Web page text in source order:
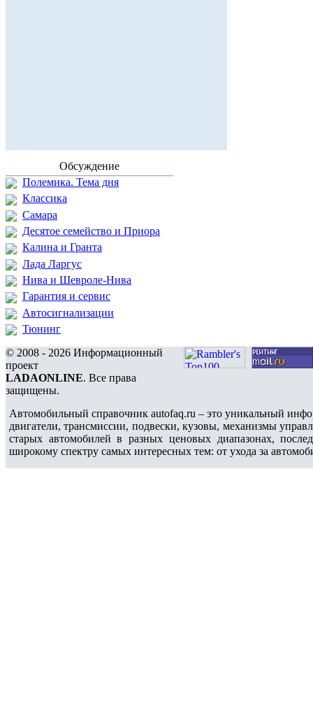
Обсуждение
Полемика. Тема дня
Классика
Самара
Десятое семейство и Приора
Калина и Гранта
Лада Ларгус
Нива и Шевроле-Нива
Гарантия и сервис
Автосигнализации
Тюнинг
© 2008 - 2026 Информационный
проект
LADAONLINE. Все права
защищены.
Автомобильный справочник autofaq.ru – это уникальный
двигатели, трансмиссии, подвески, кузовы, механизмы
старых автомобилей в разных ценовых диапазонах,
широкому спектру самых интересных тем: от ухода за